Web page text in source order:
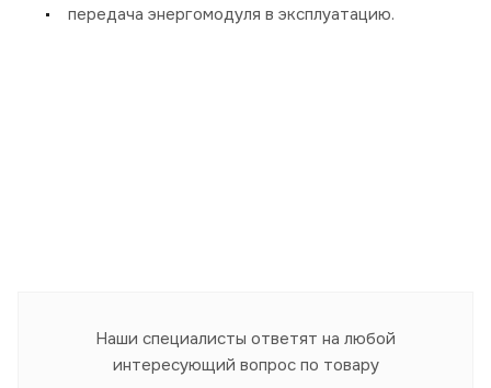
передача энергомодуля в эксплуатацию.
Наши специалисты ответят на любой
интересующий вопрос по товару